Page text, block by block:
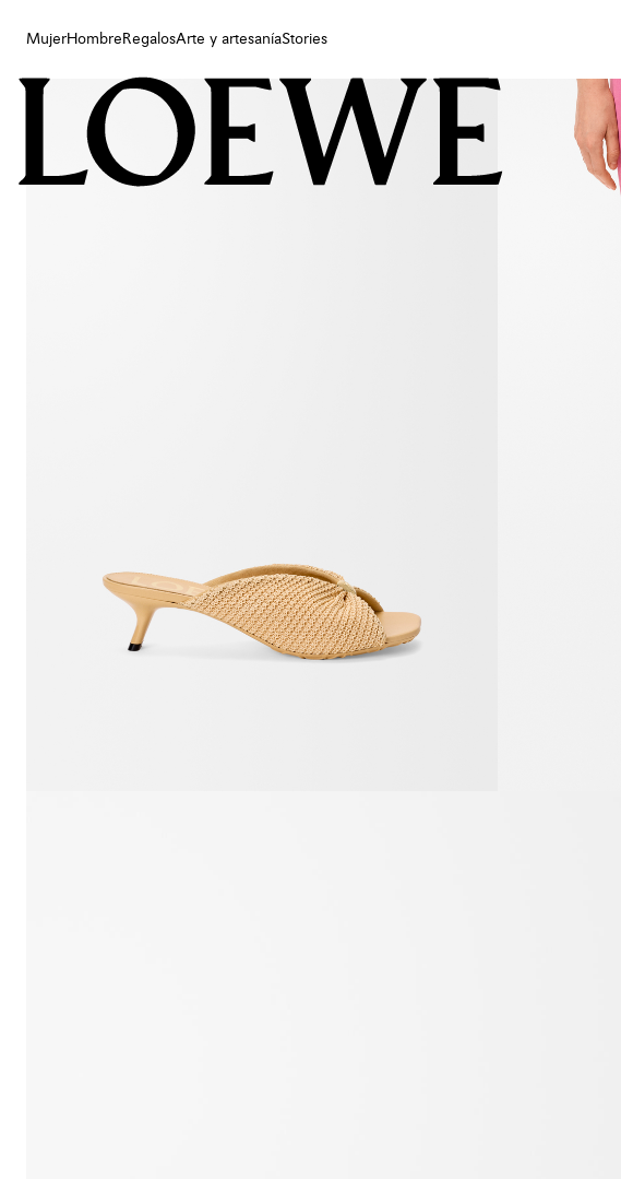
MujerHombre RegalosArte y artesaníaStories
Mujer
Arte y artesanía